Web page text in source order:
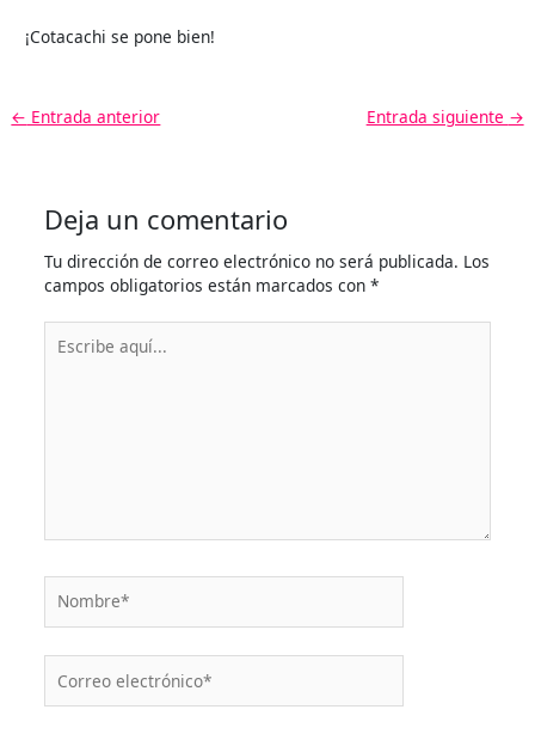
¡Cotacachi se pone bien!
← Entrada anterior Entrada siguiente →
Deja un comentario
Tu dirección de correo electrónico no será publicada. Los
campos obligatorios están marcados con *
aquí...
electrónico*